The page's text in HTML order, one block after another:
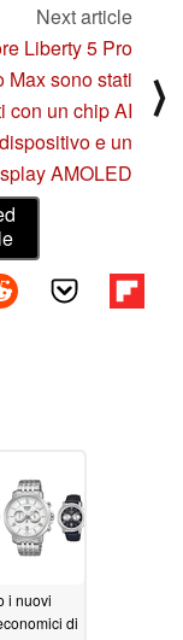
Next article
Liberty 5 Pro
Max sono stati
con un chip AI
e un
AMOLED
⟩
i nuovi
di